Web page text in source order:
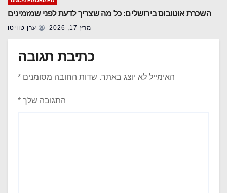
השכרת אוטובוס בירושלים: כל מה שצריך לדעת לפני שמזמינים
מרץ 17, 2026 ערן טוויטו
כתיבת תגובה
האימייל לא יוצג באתר. שדות החובה מסומנים *
התגובה שלך *